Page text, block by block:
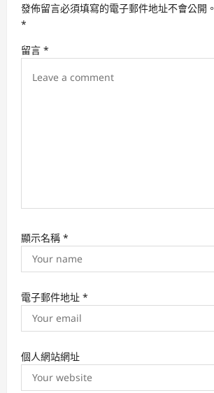
a
t
i
發佈留言必須填寫的電子郵件地址不會公開。
*
留言 *
顯示名稱 *
電子郵件地址 *
個人網站網址